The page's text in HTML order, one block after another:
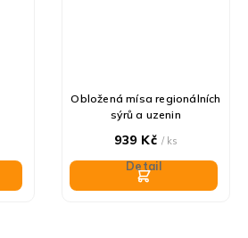
Obložená mísa regionálních
sýrů a uzenin
939 Kč / ks
Detail